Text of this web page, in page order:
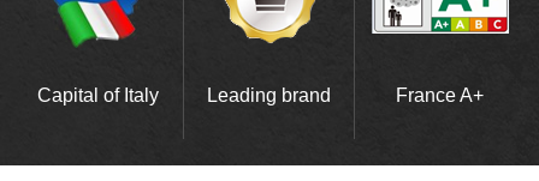
Capital of Italy Leading brand France A+